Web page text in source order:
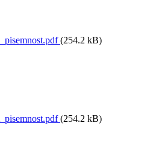
(254.2 kB)
(254.2 kB)